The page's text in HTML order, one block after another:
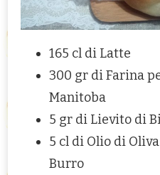
165 cl di Latte
300 gr di Farina
Manitoba
5 gr di Lievito di
5 cl di Olio di
Burro